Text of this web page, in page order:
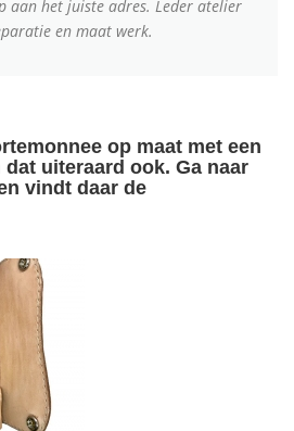
aan het juiste adres. Leder atelier
en maat werk.
op maat met een
uiteraard ook. Ga naar
vindt daar de